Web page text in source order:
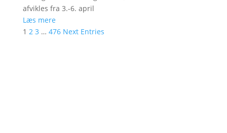
afvikles fra 3.-6. april
Læs mere
1 2 3 … 476 Next Entries